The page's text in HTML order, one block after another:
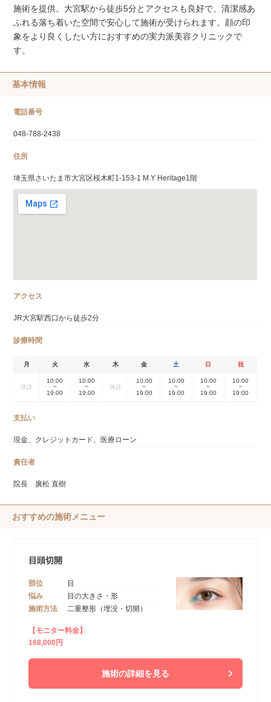
施術を提供。大宮駅から徒歩5分とアクセスも良好で、清潔感あ
ふれる落ち着いた空間で安心して施術が受けられます。顔の印
象をより良くしたい方におすすめの実力派美容クリニックで
す。
基本情報
電話番号
048-788-2438
住所
埼玉県さいたま市大宮区桜木町1-153-1 M.Y Heritage1階
アクセス
JR大宮駅西口から徒歩2分
診療時間
月 火 水 木 金 土 日 祝
休診
10:00
~
19:00
10:00
~
19:00
休診
10:00
~
19:00
10:00
~
19:00
10:00
~
19:00
10:00
~
19:00
支払い
現金、クレジットカード、医療ローン
責任者
院長 廣松 直樹
おすすめの施術メニュー
目頭切開
部位
目
悩み
目の大きさ・形
施術方法
二重整形（埋没・切開）
【モニター料金】
168,000円
施術の詳細を見る